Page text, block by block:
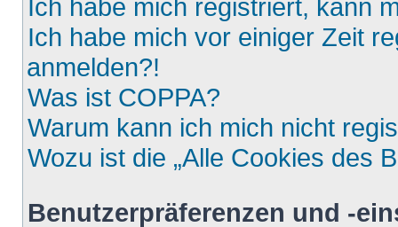
Ich habe mich registriert, kann
Ich habe mich vor einiger Zeit
anmelden?!
Was ist COPPA?
Warum kann ich mich nicht
Wozu ist die „Alle Cookies des
Benutzerpräferenzen und -